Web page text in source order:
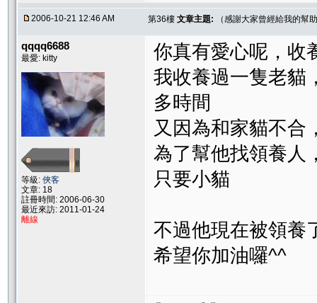
2006-10-21 12:46 AM 第36樓 文章主題: （感謝大家曾經給我的幫
qqqq6688
最愛: kitty
等級: 俠客
文章: 18
註冊時間: 2006-06-30
最近來訪: 2011-01-24
離線
你真有愛心呢，收
我收養過一隻老貓
多時間
又因為和家貓不合
為了幫他找領養人
只要小貓
不過他現在被領養
希望你加油囉^^